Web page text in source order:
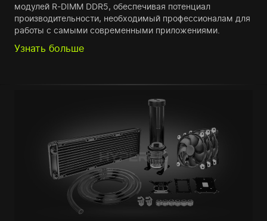
модулей R-DIMM DDR5, обеспечивая потенциал
производительности, необходимый профессионалам для
работы с самыми современными приложениями.
Узнать больше